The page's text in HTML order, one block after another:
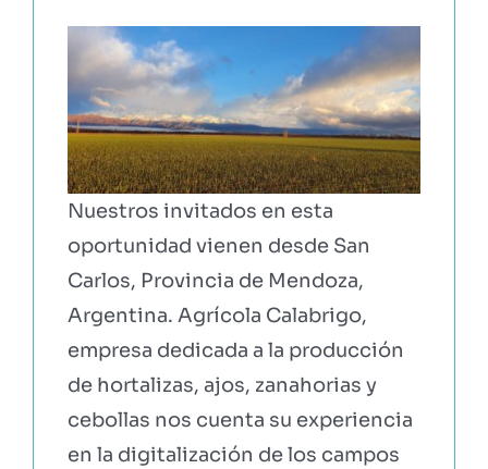
Nuestros invitados en esta
oportunidad vienen desde San
Carlos, Provincia de Mendoza,
Argentina. Agrícola Calabrigo,
empresa dedicada a la producción
de hortalizas, ajos, zanahorias y
cebollas nos cuenta su experiencia
en la digitalización de los campos